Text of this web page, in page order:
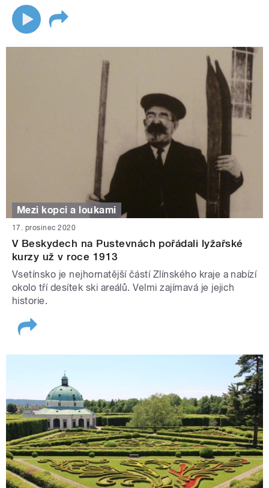
Mezi kopci a loukami
17. prosinec 2020
V Beskydech na Pustevnách pořádali lyžařské
kurzy už v roce 1913
Vsetínsko je nejhornatější částí Zlínského kraje a nabízí
okolo tří desítek ski areálů. Velmi zajímavá je jejich
historie.